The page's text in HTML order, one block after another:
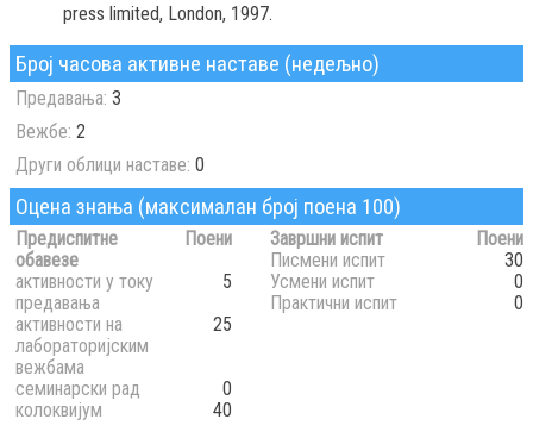
press limited, London, 1997.
Број часова активне наставе (недељно)
Предавања: 3
Вежбе: 2
Други облици наставе: 0
Оцена знања (максималан број поена 100)
Предиспитне
обавезе
Поени
активности у току
предавања
5
активности на
лабораторијским
вежбама
25
семинарски рад
0
колоквијум
40
Завршни испит
Поени
Писмени испит
30
Усмени испит
0
Практични испит
0